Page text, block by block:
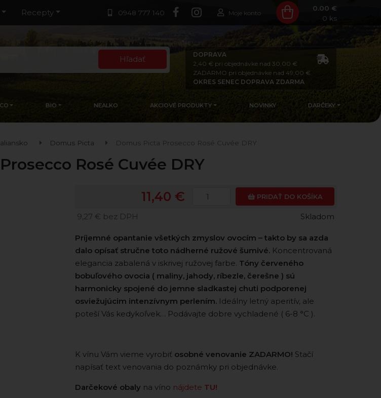
0948 777 140
Recepty Moje konto
0.00 €
0 ks
Hľadať
DOPRAVA
2,40 € pri objednávke nad 30,00 €
ZADARMO pri objednávke nad 49,00 €
OKRES SENEC DOPRAVA ZDARMA
BIO NEALKO AKCIOVÉ PRODUKTY NOVINKY DARČEKY
Domus Picta Domus Picta Prosecco Rosé Cuvée DRY
Rosé Cuvée DRY
11,40 €
9,27 € bez DPH
PRIDAŤ DO KOŠÍKA
Skladom
Príjemné opantanie všetkých zmyslov ovocím – takto by sa azda
dalo opísať stručne toto nádherné ružové šumivé.Koncentrovaná
elegancia zabalená v iskrivej ružovej farbe. Tóny červeného
bobuľového ovocia ( maliny, jahody, ríbezle, čerešne ) sú
harmonicky spojené do jemne sladkastej chuti podporenej
osviežujúcim intenzívnym perlením.Ideálny letný aperitív, ale
poteší Vás kedykoľvek… Podávajte dobre vychladené ( 6-8 °C ).
K vínu Vám vieme vyrobiť osobné venovanie ZADARMO! Stačí
napísať text venovania do poznámky pri objednávke.
Darčekové obaly na víno nájdete TU!